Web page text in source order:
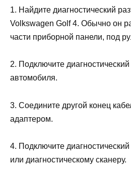
1. Найдите диагностический
Volkswagen Golf 4. Обычно он
части приборной панели, под
2. Подключите
автомобиля.
3. Соедините другой конец
адаптером.
4. Подключите
или диагностическому сканеру.